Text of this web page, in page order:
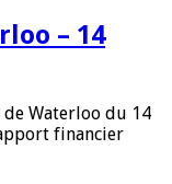
– 14
Waterloo du 14
financier